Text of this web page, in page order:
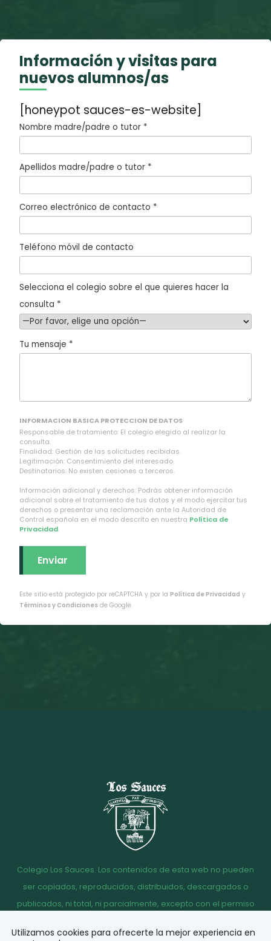
Información y visitas para
nuevos alumnos/as
[honeypot sauces-es-website]
Nombre madre/padre o tutor *
Apellidos madre/padre o tutor *
Correo electrónico de contacto *
Teléfono móvil de contacto
Selecciona el colegio sobre el que quieres hacer la
consulta *
Tu mensaje *
INFORMACION BASICA PROTECCION DE DATOS
Responsable de tratamiento: El colegio elegido al realizar la
consulta.
Finalidad: Gestión de las solicitudes recibidas.
Legitimación: Consentimiento del interesado.
Destinatarios: No existen cesiones a terceros.
Información adicional y derechos: Podrás obtener información
adicional sobre el tratamiento de tus datos y el modo ejercitar tus
derechos o presentar una reclamación ante la Autoridad de
Control española en el modo descrito en nuestra Política de
Privacidad.
Este sitio está protegido por reCAPTCHA y por la Política de Privacidad y
Términos y Condiciones de Google.
Colegio Los Sauces. Los contenidos de esta web no pueden
ser copiados, reproducidos, distribuidos, descargados o
publicados, ni total, ni parcialmente, excepto con el permiso
Aviso
Política de Política de Acceso
Utilizamos cookies para ofrecerte la mejor experiencia en